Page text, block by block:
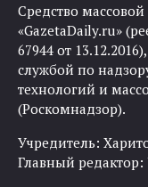
Средство
«GazetaDaily.ru»
67944 от
службой по
технологий и
(Роскомнадзор).
Учредитель:
Главный